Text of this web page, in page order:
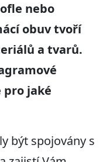
nebo
obuv tvoří
a tvarů.
pro jaké
být spojovány s